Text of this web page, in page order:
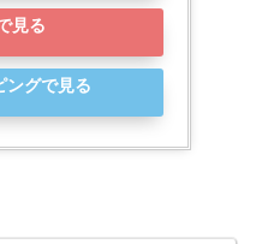
見る
グで見る